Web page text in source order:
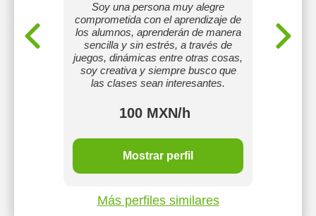
Soy una persona muy alegre
comprometida con el aprendizaje de
los alumnos, aprenderán de manera
sencilla y sin estrés, a través de
juegos, dinámicas entre otras cosas,
soy creativa y siempre busco que
las clases sean interesantes.
100 MXN/h
Mostrar perfil
Más perfiles similares